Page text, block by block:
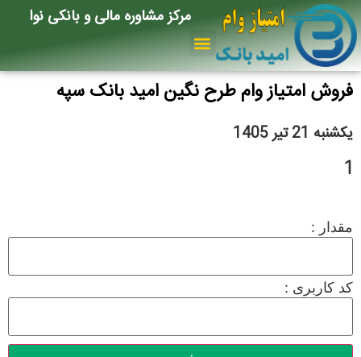
مرکز مشاوره مالی و بانکی نوا
فروش امتیاز وام طرح نگین امید بانک سپه
یکشنبه 21 تیر 1405
1
مقدار :
کد کاربری :